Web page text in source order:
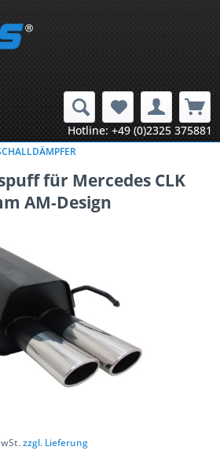
Hotline: +49 (0)2325 375881
für Mercedes CLK
AM-Design
zzgl. Lieferung